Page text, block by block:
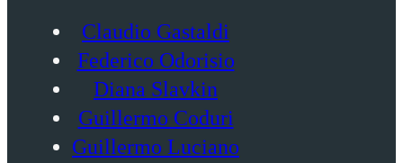
Claudio Gastaldi
Federico Odorisio
Diana Slavkin
Guillermo Coduri
Guillermo Luciano